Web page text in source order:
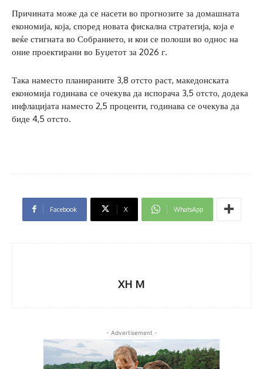
Причината може да се насети во прогнозите за домашната
економија, која, според новата фискална стратегија, која е
веќе стигната во Собранието, и кои се полоши во однос на
оние проектирани во Буџетот за 2026 г.
Така наместо планираните 3,8 отсто раст, македонската
економија годинава се очекува да испорача 3,5 отсто, додека
инфлацијата наместо 2,5 проценти, годинава се очекува да
биде 4,5 отсто.
Facebook X WhatsApp
XH M
- Advertisement -